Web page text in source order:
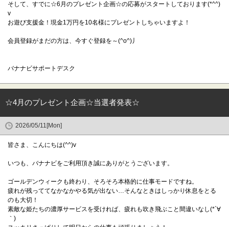
そして、すでに☆6月のプレゼント企画☆の応募がスタートしております(*^^)
v
お遊び支援金！現金1万円を10名様にプレゼントしちゃいますよ！
会員登録がまだの方は、今すぐ登録を～(^o^)丿
バナナビサポートデスク
☆4月のプレゼント企画☆当選者発表☆
2026/05/11[Mon]
皆さま、こんにちは(^^)v
いつも、バナナビをご利用頂き誠にありがとうございます。
ゴールデンウィークも終わり、そろそろ本格的に仕事モードですね。
疲れが残っててなかなかやる気が出ない…そんなときはしっかり休息をとる
のも大切！
素敵な姫たちの濃厚サービスを受ければ、疲れも吹き飛ぶこと間違いなし(*´∀
｀)